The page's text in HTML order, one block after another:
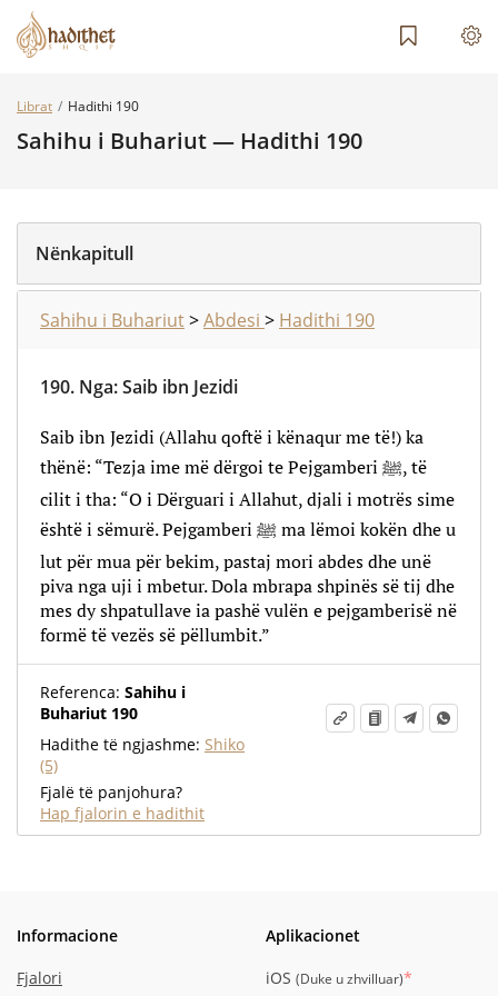
Librat Hadithi 190
Sahihu i Buhariut — Hadithi 190
Nënkapitull
Sahihu i Buhariut>Abdesi > Hadithi 190
190. Nga:Saib ibn Jezidi
Saib ibn Jezidi (Allahu qoftë i kënaqur me të!) ka
thënë: “Tezja ime më dërgoi te Pejgamberi ﷺ, të
cilit i tha: “O i Dërguari i Allahut, djali i motrës sime
është i sëmurë. Pejgamberi ﷺ ma lëmoi kokën dhe u
lut për mua për bekim, pastaj mori abdes dhe unë
piva nga uji i mbetur. Dola mbrapa shpinës së tij dhe
mes dy shpatullave ia pashë vulën e pejgamberisë në
formë të vezës së pëllumbit.”
Referenca: Sahihu i
Buhariut 190
Hadithe të ngjashme: Shiko
(5)
Fjalë të panjohura?
Hap fjalorin e hadithit
Informacione
Fjalori
Aplikacionet
iOS (Duke u zhvilluar)*